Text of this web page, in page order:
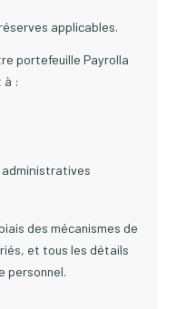
applicables.
portefeuille Payrolla
à :
des mécanismes de
et tous les détails
personnel.